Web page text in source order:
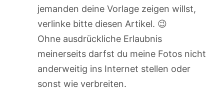
jemanden deine Vorlage zeigen willst,
verlinke bitte diesen Artikel. 😉
Ohne ausdrückliche Erlaubnis
meinerseits darfst du meine Fotos nicht
anderweitig ins Internet stellen oder
sonst wie verbreiten.